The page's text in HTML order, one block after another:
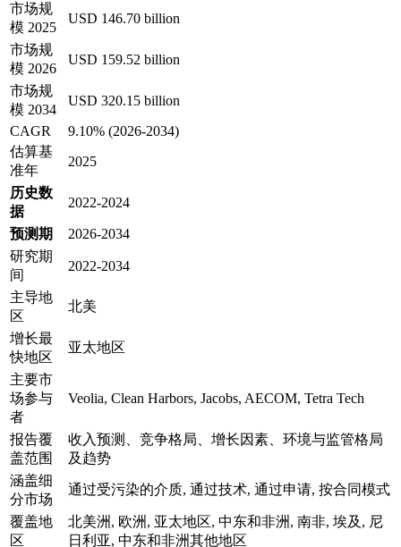
市场规
模 2025
USD 146.70 billion
市场规
模 2026
USD 159.52 billion
市场规
模 2034
USD 320.15 billion
CAGR
9.10% (2026-2034)
估算基
准年
2025
历史数
据
2022-2024
预测期
2026-2034
研究期
间
2022-2034
主导地
区
北美
增长最
快地区
亚太地区
主要市
场参与
者
Veolia, Clean Harbors, Jacobs, AECOM, Tetra Tech
报告覆
盖范围
收入预测、竞争格局、增长因素、环境与监管格局
及趋势
涵盖细
分市场
通过受污染的介质, 通过技术, 通过申请, 按合同模式
覆盖地
区
北美洲, 欧洲, 亚太地区, 中东和非洲, 南非, 埃及, 尼
日利亚, 中东和非洲其他地区